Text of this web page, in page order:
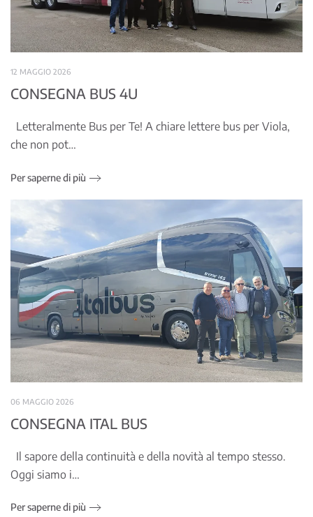
12 MAGGIO 2026
CONSEGNA BUS 4U
Letteralmente Bus per Te! A chiare lettere bus per Viola,
che non pot…
Per saperne di più
06 MAGGIO 2026
CONSEGNA ITAL BUS
Il sapore della continuità e della novità al tempo stesso.
Oggi siamo i…
Per saperne di più